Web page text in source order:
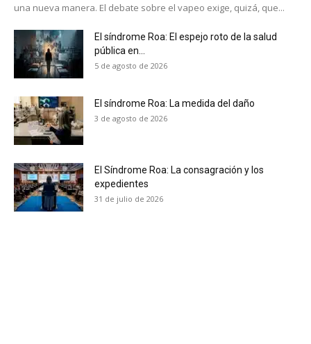
No te pierdas de las
una nueva manera. El debate sobre el vapeo exige, quizá, que...
El síndrome Roa: El espejo roto de la salud
pública en...
5 de agosto de 2026
El síndrome Roa: La medida del daño
3 de agosto de 2026
El Síndrome Roa: La consagración y los
expedientes
31 de julio de 2026